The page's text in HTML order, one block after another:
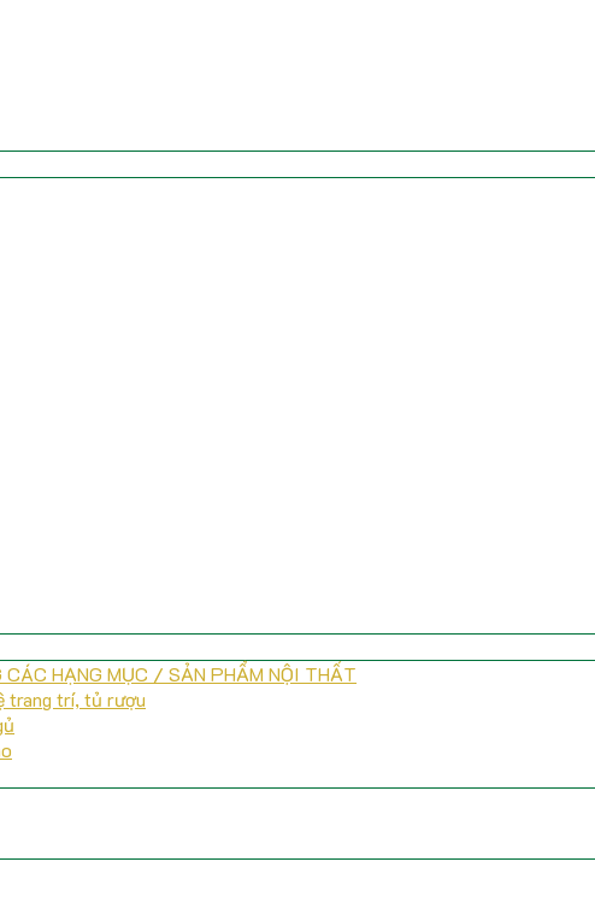
HẠNG MỤC / SẢN PHẨM NỘI THẤT
trang trí, tủ rượu